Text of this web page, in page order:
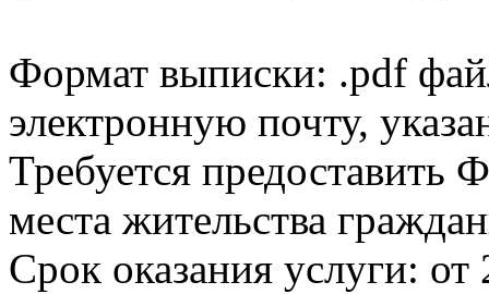
Формат выписки: .pdf
электронную почту,
Требуется
места жительства
Срок оказания услуги: от